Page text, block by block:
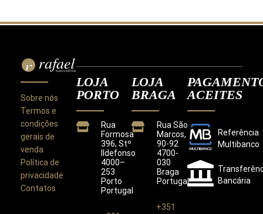
Sobre nós
Termos e
condições
gerais de
venda
Política de
privacidade
Contatos
LOJA
PORTO
Rua
Formosa
396, Stº
Ildefonso
4000–
253
Porto
Portugal
LOJA
BRAGA
Rua São
Marcos,
90-92
4700-
030
Braga
Portugal
+351
ACEITES
Referência
Multibanco
Bancária